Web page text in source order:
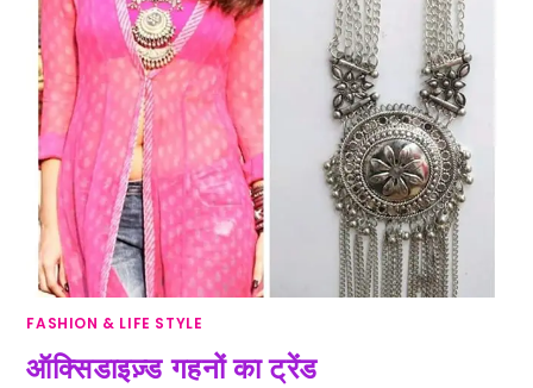
FASHION & LIFE STYLE
ऑक्सिडाइज़्ड गहनों का ट्रेंड